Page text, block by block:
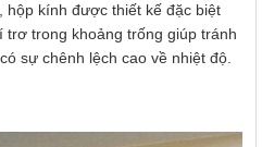
hộp kính được thiết kế đặc biệt
trong khoảng trống giúp tránh
sự chênh lệch cao về nhiệt độ.